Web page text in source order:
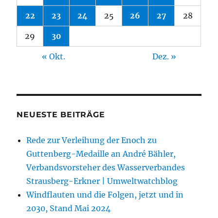
22 23 24 25 26 27 28
29 30
« Okt. Dez. »
NEUESTE BEITRÄGE
Rede zur Verleihung der Enoch zu
Guttenberg-Medaille an André Bähler,
Verbandsvorsteher des Wasserverbandes
Strausberg-Erkner | Umweltwatchblog
Windflauten und die Folgen, jetzt und in
2030, Stand Mai 2024